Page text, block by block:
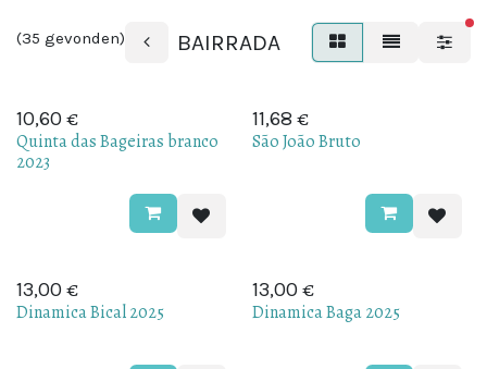
(35 gevonden) BAIRRADA
10,60 €
Quinta das Bageiras branco
2023
11,68 €
São João Bruto
13,00 €
Dinamica Bical 2025
13,00 €
Dinamica Baga 2025